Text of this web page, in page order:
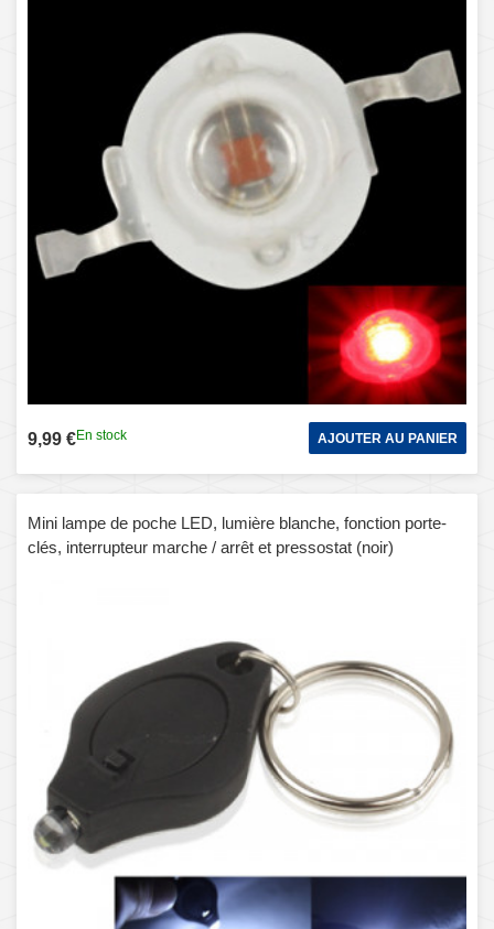
9,99 €En stock AJOUTER AU PANIER
Mini lampe de poche LED, lumière blanche, fonction porte-
clés, interrupteur marche / arrêt et pressostat (noir)